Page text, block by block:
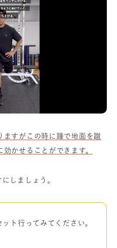
ますがこの時に踵で地面を蹴
かせることができます。
しましょう。
ト行ってみてください。